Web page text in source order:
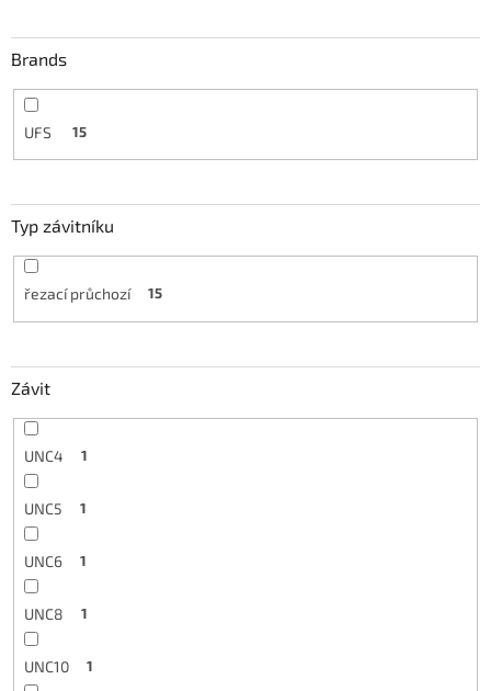
Brands
UFS 15
Typ závitníku
řezací průchozí 15
Závit
UNC4 1
UNC5 1
UNC6 1
UNC8 1
UNC10 1